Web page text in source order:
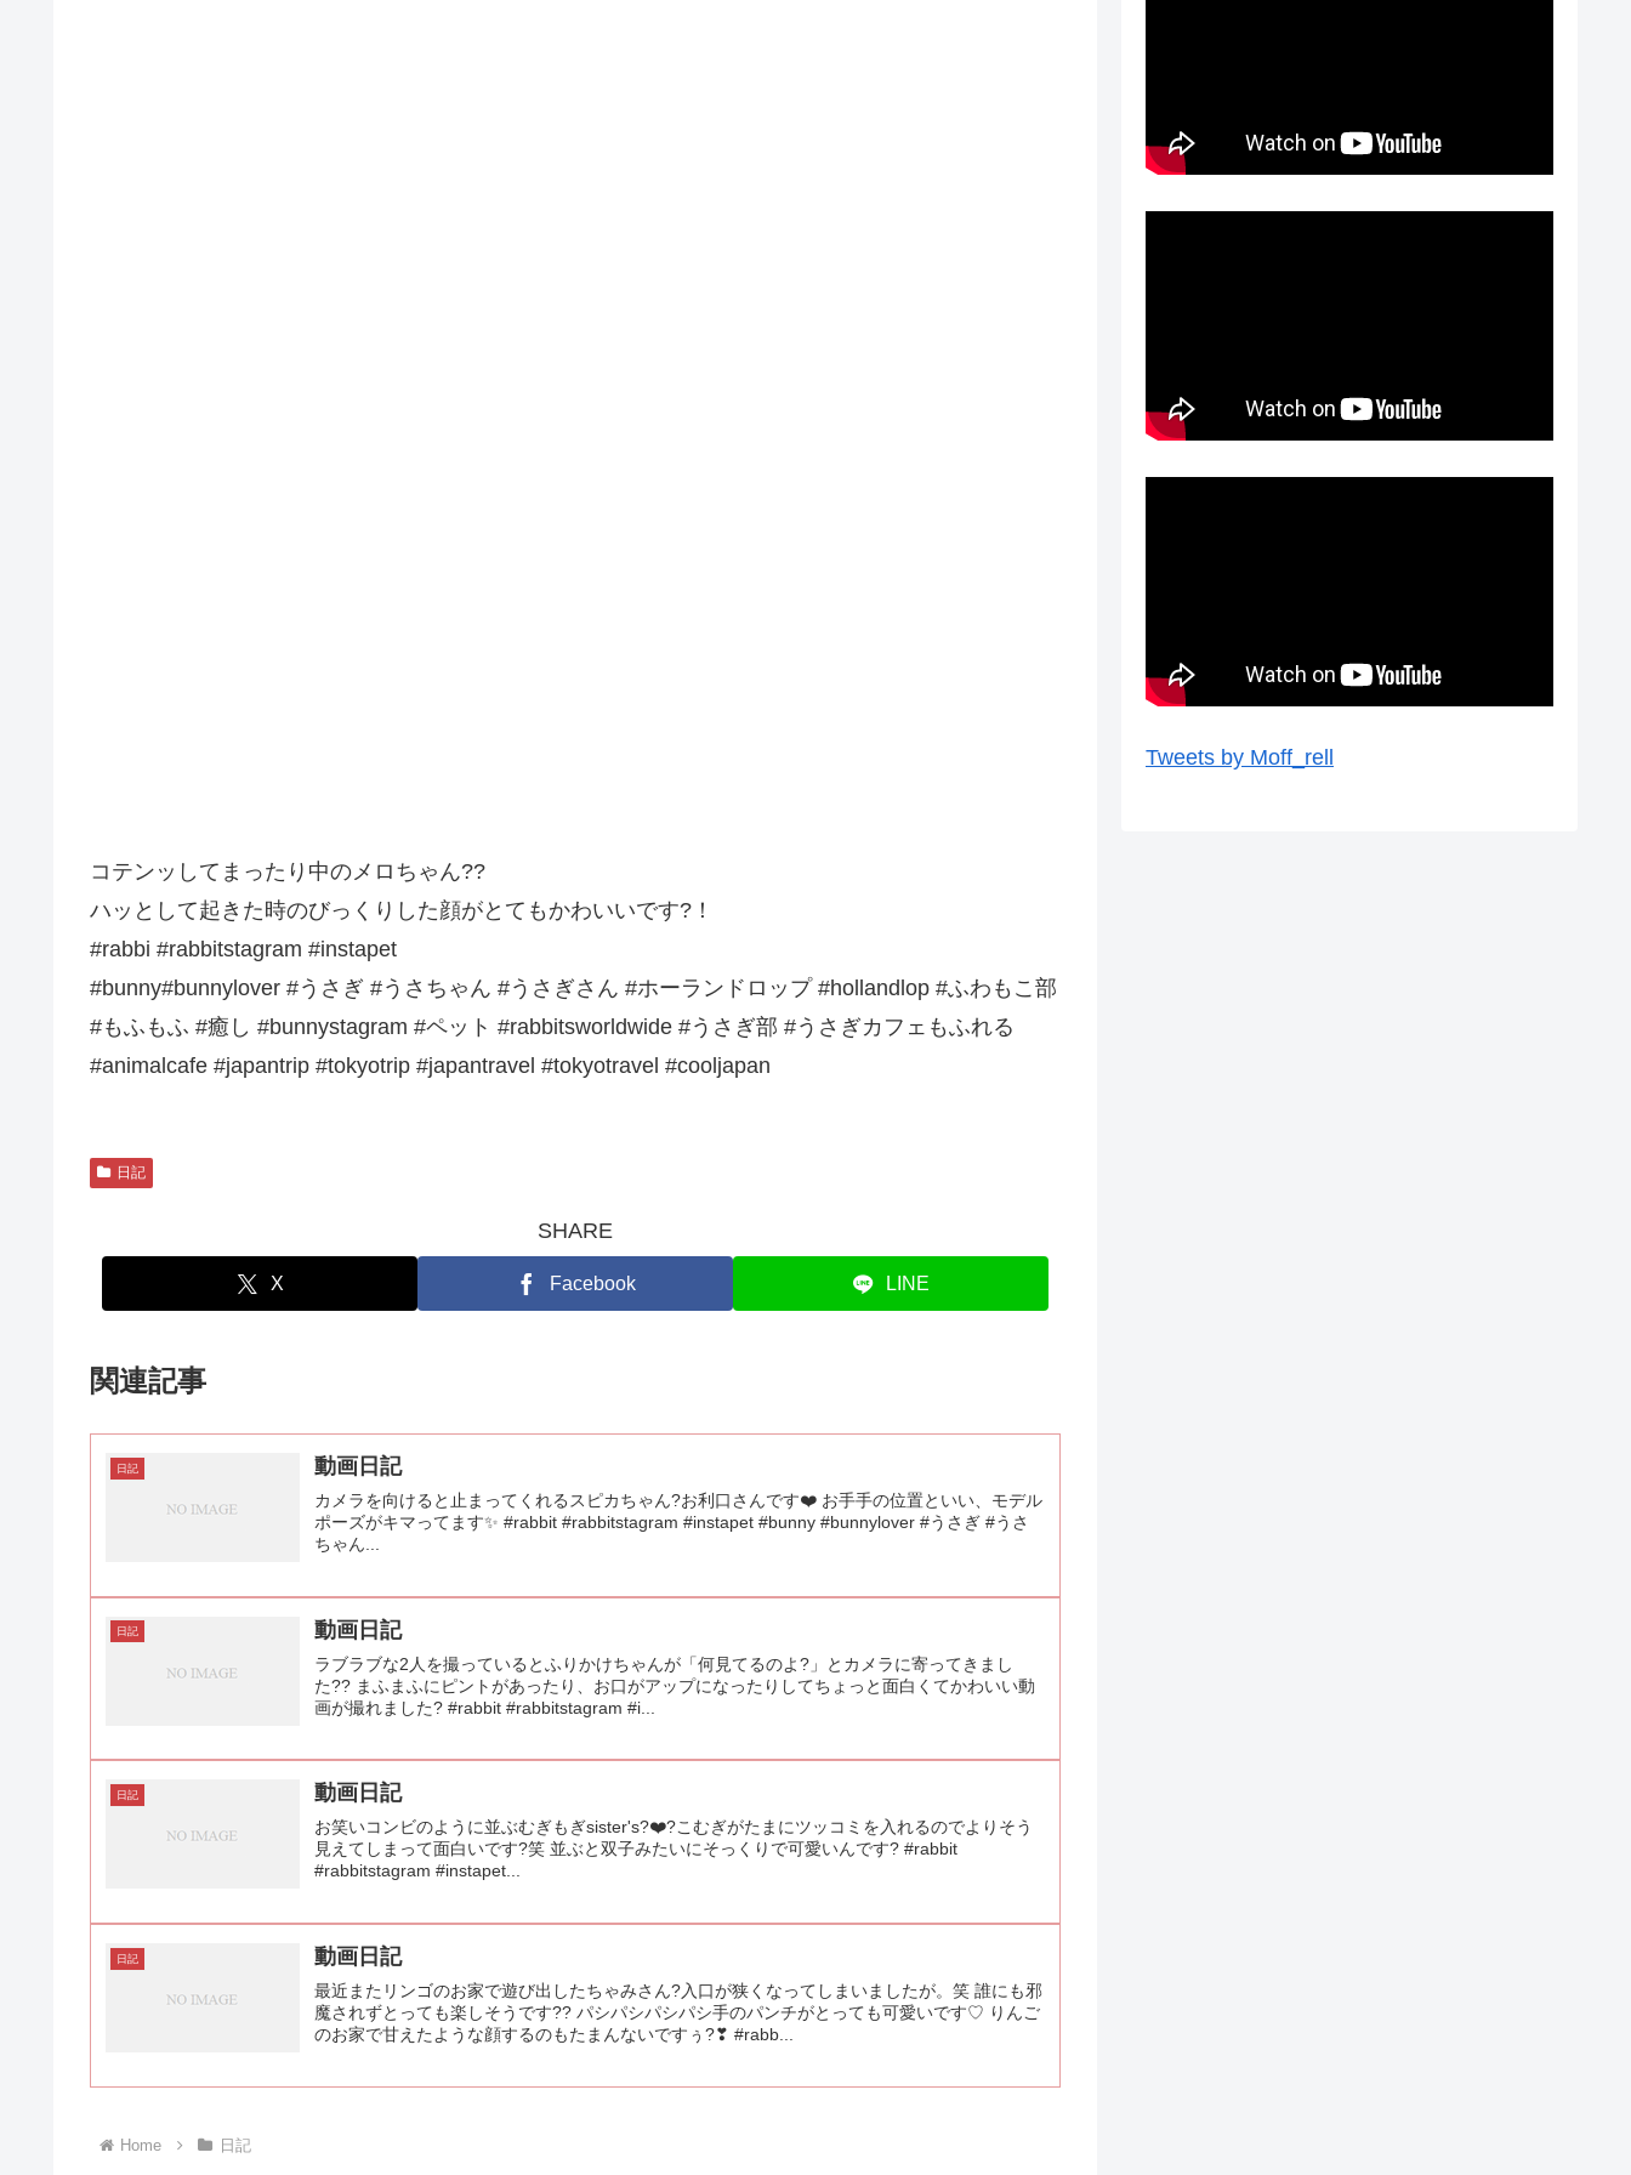
コテンッしてまったり中のメロちゃん??
ハッとして起きた時のびっくりした顔がとてもかわいいです?！
#rabbi #rabbitstagram #instapet
#bunny#bunnylover #うさぎ #うさちゃん #うさぎさん #ホーランドロップ #hollandlop #ふわもこ部
#もふもふ #癒し #bunnystagram #ペット #rabbitsworldwide #うさぎ部 #うさぎカフェもふれる
#animalcafe #japantrip #tokyotrip #japantravel #tokyotravel #cooljapan
日記
SHARE
X Facebook LINE
関連記事
日記 動画日記
カメラを向けると止まってくれるスピカちゃん?お利口さんです❤️ お手手の位置といい、モデル
ポーズがキマってます✨ #rabbit #rabbitstagram #instapet #bunny #bunnylover #うさぎ #うさ
ちゃん...
日記 動画日記
ラブラブな2人を撮っているとふりかけちゃんが「何見てるのよ?」とカメラに寄ってきまし
た?? まふまふにピントがあったり、お口がアップになったりしてちょっと面白くてかわいい動
画が撮れました? #rabbit #rabbitstagram #i...
日記 動画日記
お笑いコンビのように並ぶむぎもぎsister's?‍❤️‍?こむぎがたまにツッコミを入れるのでよりそう
見えてしまって面白いです?笑 並ぶと双子みたいにそっくりで可愛いんです? #rabbit
#rabbitstagram #instapet...
日記 動画日記
最近またリンゴのお家で遊び出したちゃみさん?入口が狭くなってしまいましたが。笑 誰にも邪
魔されずとっても楽しそうです?? パシパシパシパシ手のパンチがとっても可愛いです♡ りんご
のお家で甘えたような顔するのもたまんないですぅ?❣ #rabb...
Home 日記
Tweets by Moff_rell